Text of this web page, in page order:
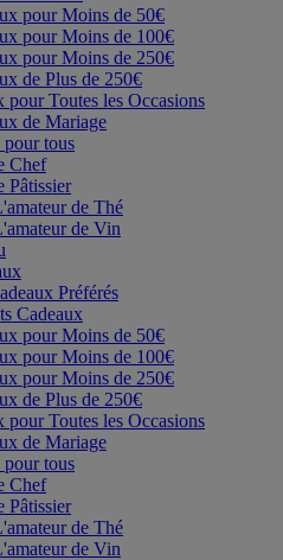
pour Moins de 50€
pour Moins de 100€
pour Moins de 250€
de Plus de 250€
pour Toutes les Occasions
de Mariage
pour tous
Chef
Pâtissier
de Thé
de Vin
Préférés
Cadeaux
pour Moins de 50€
pour Moins de 100€
pour Moins de 250€
de Plus de 250€
pour Toutes les Occasions
de Mariage
pour tous
Chef
Pâtissier
de Thé
de Vin